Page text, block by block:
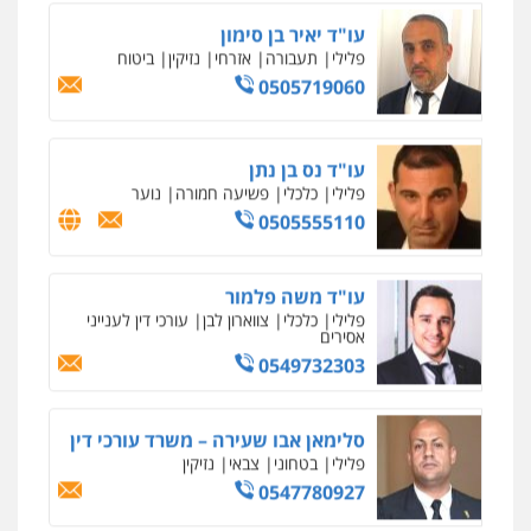
אסירים
0549732303
פלילי בטחוני צבאי
0547780927
פלילי פשע חמור תעבורה
וחקירות
0542255161
וחקירות
0544723840